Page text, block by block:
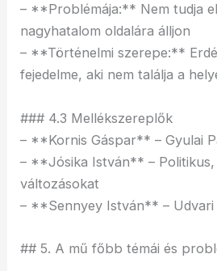
– **Problémája:** Nem tudja
nagyhatalom oldalára álljon
– **Történelmi szerepe:**
fejedelme, aki nem találja a
### 4.3 Mellékszereplők
– **Kornis Gáspar** – Gyulai
– **Jósika István** – Politikus,
változásokat
– **Sennyey István** – Udvari
## 5. A mű főbb témái és